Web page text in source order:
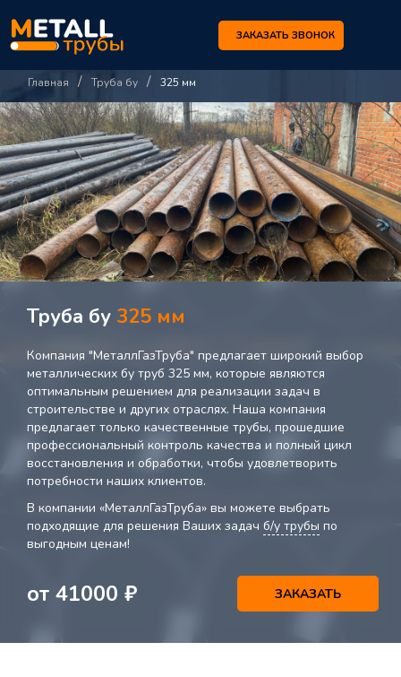
ЗАКАЗАТЬ ЗВОНОК
Главная / Труба бу / 325 мм
Труба бу 325 мм
Компания "МеталлГазТруба" предлагает широкий выбор
металлических бу труб 325 мм, которые являются
оптимальным решением для реализации задач в
строительстве и других отраслях. Наша компания
предлагает только качественные трубы, прошедшие
профессиональный контроль качества и полный цикл
восстановления и обработки, чтобы удовлетворить
потребности наших клиентов.
В компании «МеталлГазТруба» вы можете выбрать
подходящие для решения Ваших задач б/у трубы по
выгодным ценам!
от 41000 ₽ ЗАКАЗАТЬ